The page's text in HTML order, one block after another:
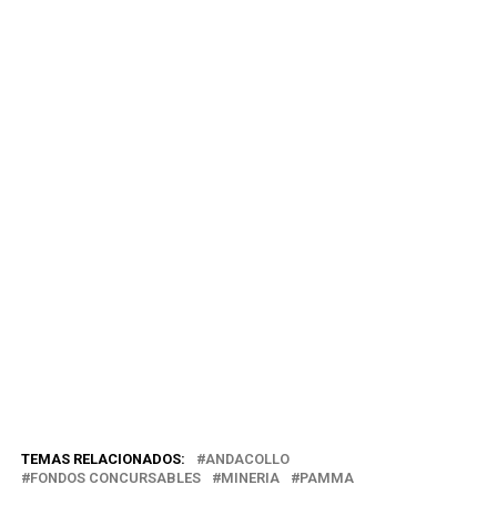
TEMAS RELACIONADOS:
ANDACOLLO
FONDOS CONCURSABLES
MINERIA PAMMA